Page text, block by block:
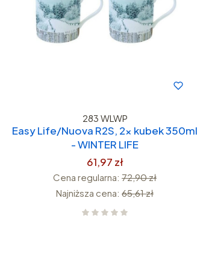
283 WLWP
Easy Life/Nuova R2S, 2x kubek 350ml
- WINTER LIFE
61,97 zł
Cena regularna: 72,90 zł
Najniższa cena: 65,61 zł